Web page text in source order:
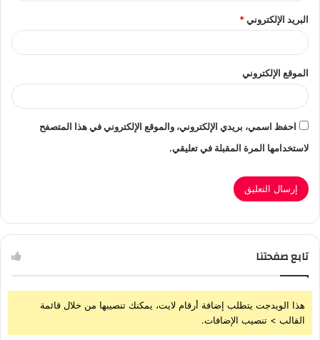
البريد الإلكتروني*
الموقع الإلكتروني
احفظ اسمي، بريدي الإلكتروني، والموقع الإلكتروني في هذا المتصفح
لاستخدامها المرة المقبلة في تعليقي.
تابع صفحتنا
هذا الويدجت يتطلب إضافة أرقام لايت، يمكنك تنصيبها من خلال قائمة
القالب > تنصيب الإضافات.